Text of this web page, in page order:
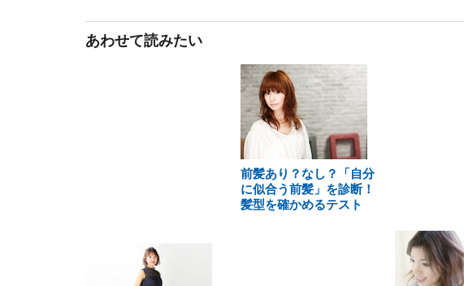
あわせて読みたい
前髪あり？なし？「自分
に似合う前髪」を診断！
髪型を確かめるテスト